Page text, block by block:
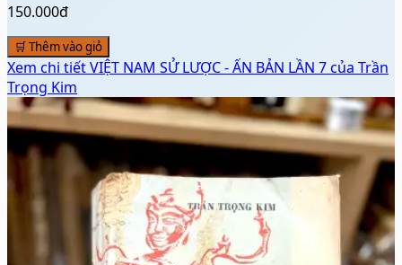
150.000đ
🛒 Thêm vào giỏ
Xem chi tiếtVIỆT NAM SỬ LƯỢC - ẤN BẢN LẦN 7 của Trần
Trọng Kim